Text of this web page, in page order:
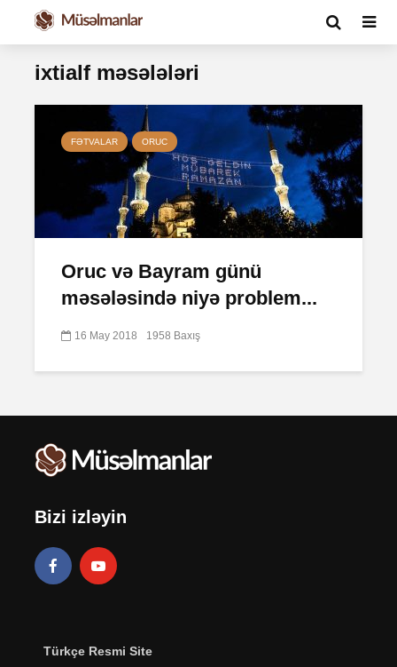
ixtialf məsələləri
FƏTVALAR ORUC
Oruc və Bayram günü
məsələsində niyə problem...
16 May 2018 1958 Baxış
Bizi izləyin
Türkçe Resmi Site